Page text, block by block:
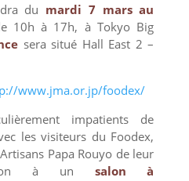
du mardi 7 mars au
10h à 17h, à Tokyo Big
sera situé Hall East 2 –
www.jma.or.jp/foodex/
impatients de
les visiteurs du Foodex,
Papa Rouyo de leur
à un salon à